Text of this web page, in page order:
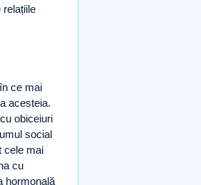
relațiile
ce mai
acesteia.
obiceiuri
social
cele mai
cu
hormonală